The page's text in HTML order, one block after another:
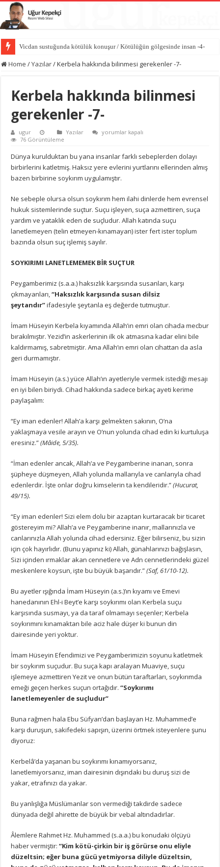
Vicdan sustuğunda kötülük konuşur / Kötülüğün gölgesinde insan -4-
Home /Yazılar/Kerbela hakkında bilinmesi gerekenler -7-
Kerbela hakkında bilinmesi
gerekenler -7-
ugur Yazılar
Kerbela
gerekenler
-7-
için
yorumlar kapalı
76 Görüntüleme
Dünya kurulduktan bu yana insanlar farklı sebeplerden dolayı
birbirlerini katletmiş. Haksız yere evlerini yurtlarını ellerinden almış
bazen birbirine soykırım uygulamıştır.
Ne sebeple olursa olsun soykırım hem ilahi dinlerde hem evrensel
hukuk sistemlerinde suçtur. Suçu işleyen, suça azmettiren, suça
yardım ve yataklık eden de suçludur. Allah katında suçu
lanetlemeyen (telin etmeyen-kınamayan) ister fert ister toplum
bazında olsun suç işlemiş sayılır.
SOYKIRIMI LANETLEMEMEK BİR SUÇTUR
Peygamberimiz (s.a.a.) haksızlık karşısında susanları, karşı
çıkmayanları,“Haksızlık karşısında susan dilsiz
şeytandır”ifadesiyle şeytanla eş değerde tutmuştur.
İmam Hüseyin Kerbela kıyamında Allah’ın emri olan cihada mecbur
bırakılmıştır. Yezid’in askerlerinin ilk ok atmasına kadar elini bile
kaldırmamış, sabretmiştir. Ama Allah’ın emri olan cihattan da asla
geri durmamıştır.
İmam Hüseyin (a.s.) yüce Allah’ın ayetleriyle vermek istediği mesajı
en iyi bilen biriydi. Cihad hakkında sadece birkaç ayeti kerime
paylaşalım:
“Ey iman edenler! Allah’a karşı gelmekten sakının, O’na
yaklaşmaya vesile arayın ve O’nun yolunda cihad edin ki kurtuluşa
eresiniz.”(Mâide, 5/35).
“İman edenler ancak, Allah’a ve Peygamberine inanan, sonra
şüpheye düşmeyen, Allah yolunda mallarıyla ve canlarıyla cihad
edenlerdir. İşte onlar doğru kimselerin ta kendileridir.”(Hucurat,
49/15).
“Ey iman edenler! Sizi elem dolu bir azaptan kurtaracak bir ticaret
göstereyim mi? Allah’a ve Peygamberine inanır, mallarınızla ve
canlarınızla Allah yolunda cihad edersiniz. Eğer bilirseniz, bu sizin
için çok hayırlıdır. (Bunu yapınız ki) Allah, günahlarınızı bağışlasın,
Sizi içinden ırmaklar akan cennetlere ve Adn cennetlerindeki güzel
meskenlere koysun, işte bu büyük başarıdır.”(Saf, 61/10-12).
Bu ayetler ışığında İmam Hüseyin (a.s.)’ın kıyamı ve Emevi
hanedanının Ehl-i Beyt’e karşı soykırımı olan Kerbela suçu
karşısında susmayı, ya da taraf olmamayı seçenler; Kerbela
soykırımını kınamaktan bile aciz hale düşer ki bunun din
dairesinde yeri yoktur.
İmam Hüseyin Efendimizi ve Peygamberimizin soyunu katletmek
bir soykırım suçudur. Bu suça kapı aralayan Muaviye, suçu
işlemeye azmettiren Yezit ve onun bütün taraftarları, soykırımda
emeği geçen herkes suçun ortağıdır.“Soykırımı
lanetlemeyenler de suçludur”
Buna rağmen hala Ebu Süfyan’dan başlayan Hz. Muhammed’e
karşı duruşun, sakifedeki sapışın, üzerini örtmek isteyenlere şunu
diyoruz:
Kerbelâ’da yaşanan bu soykırımı kınamıyorsanız,
lanetlemiyorsanız, iman dairesinin dışındaki bu duruş sizi de
yakar, etrafınızı da yakar.
Bu yanlışlığa Müslümanlar son vermediği takdirde sadece
dünyada değil ahirette de büyük bir vebal altındadırlar.
Âlemlere Rahmet Hz. Muhammed (s.a.a.) bu konudaki ölçüyü
haber vermiştir:“Kim kötü-çirkin bir iş görürse onu eliyle
düzeltsin; eğer buna gücü yetmiyorsa diliyle düzeltsin,